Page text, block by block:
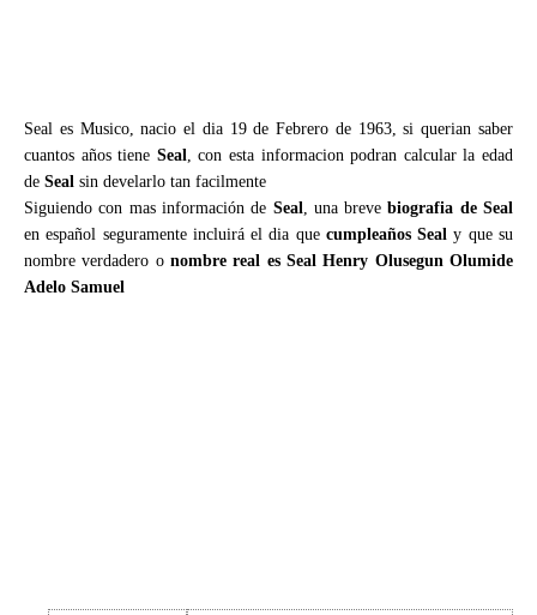
Seal es Musico, nacio el dia 19 de Febrero de 1963, si querian saber
cuantos años tiene Seal, con esta informacion podran calcular la edad
de Seal sin develarlo tan facilmente
Siguiendo con mas información de Seal, una brevebiografia de Seal
en español seguramente incluirá el dia que cumpleaños Seal y que su
nombre verdadero o nombre real es Seal Henry Olusegun Olumide
Adelo Samuel